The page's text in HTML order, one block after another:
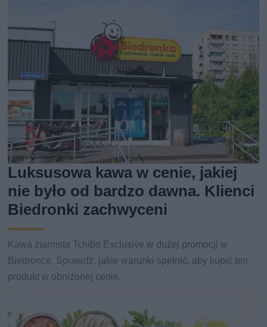
Luksusowa kawa w cenie, jakiej
nie było od bardzo dawna. Klienci
Biedronki zachwyceni
Kawa ziarnista Tchibo Exclusive w dużej promocji w
Biedronce. Sprawdź, jakie warunki spełnić, aby kupić ten
produkt w obniżonej cenie.